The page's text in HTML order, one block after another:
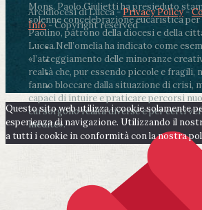
Mons. Paolo Giulietti ha presieduto
solenne concelebrazione eucaristica per
Paolino, patrono della diocesi e della
Lucca.Nell’omelia ha indicato come
«l’atteggiamento delle minoranze
realtà che, pur essendo piccole e fragili,
fanno bloccare dalla situazione di crisi,
capaci di intuire e praticare percorsi
cui sorgono realtà diverse e per certi
inedite».
Arcidiocesi di Lucca -Privacy Policy-
Info- Copyright reserved
Questo sito web utilizza i cookie solamente
esperienza di navigazione. Utilizzando il
a tutti i cookie in conformità con la nostra